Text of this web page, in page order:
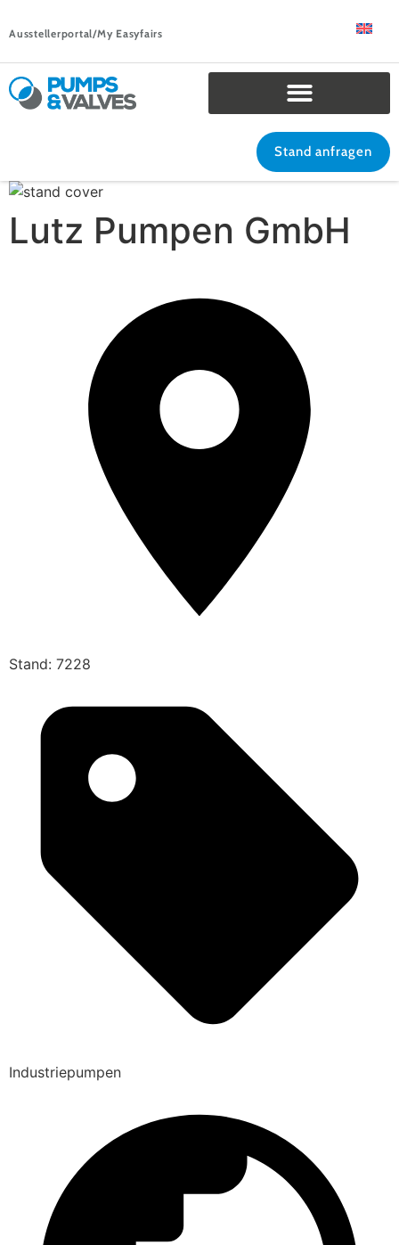
Ausstellerportal/My Easyfairs
Stand anfragen
Lutz Pumpen GmbH
Stand: 7228
Industriepumpen